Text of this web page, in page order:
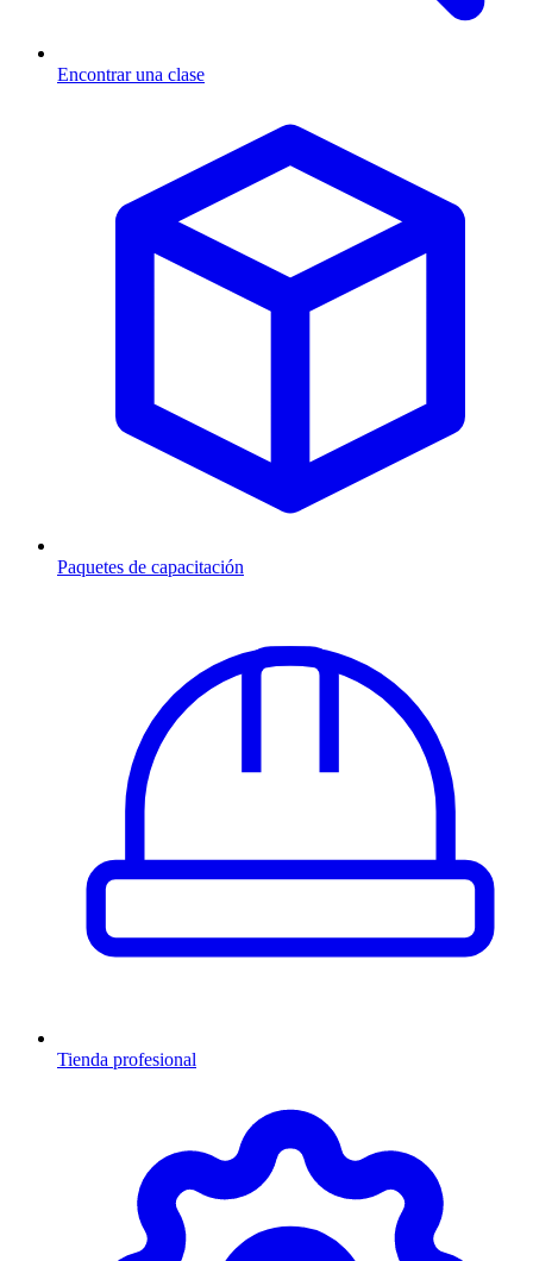
Encontrar una clase
Paquetes de capacitación
Tienda profesional